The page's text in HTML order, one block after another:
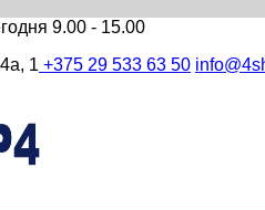
9.00 - 15.00
1 +375 29 533 63 50